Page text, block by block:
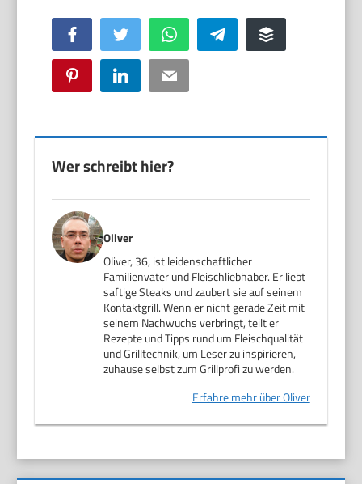
Facebook Twitter WhatsApp Telegram Buffer
Pinterest LinkedIn Email
Wer schreibt hier?
Oliver
Oliver, 36, ist leidenschaftlicher
Familienvater und Fleischliebhaber. Er liebt
saftige Steaks und zaubert sie auf seinem
Kontaktgrill. Wenn er nicht gerade Zeit mit
seinem Nachwuchs verbringt, teilt er
Rezepte und Tipps rund um Fleischqualität
und Grilltechnik, um Leser zu inspirieren,
zuhause selbst zum Grillprofi zu werden.
Erfahre mehr über Oliver